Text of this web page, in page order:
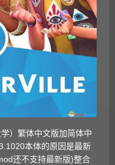
）繁体中文版加简体中
本体的原因是最新
还不支持最新版)整合